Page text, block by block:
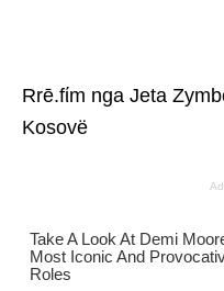
Rrē.fίm nga Jeta
Kosovë